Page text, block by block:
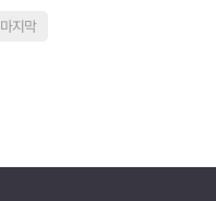
마지막